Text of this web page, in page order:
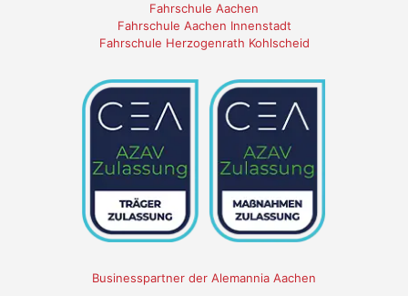
Fahrschule Aachen
Fahrschule Aachen Innenstadt
Fahrschule Herzogenrath Kohlscheid
Businesspartner der Alemannia Aachen